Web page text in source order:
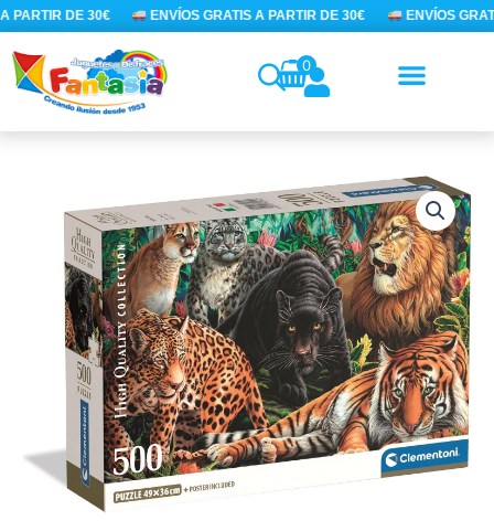
Ir
al
contenido
PARTIR DE 30€ ENVÍOS GRATIS A PARTIR DE 30€ ENVÍOS
0